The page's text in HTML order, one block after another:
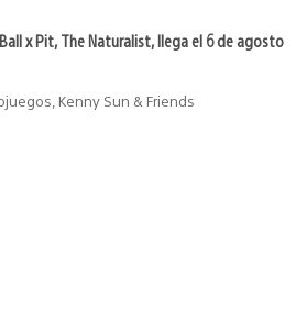
x Pit, The Naturalist, llega el 6 de agosto
Kenny Sun & Friends